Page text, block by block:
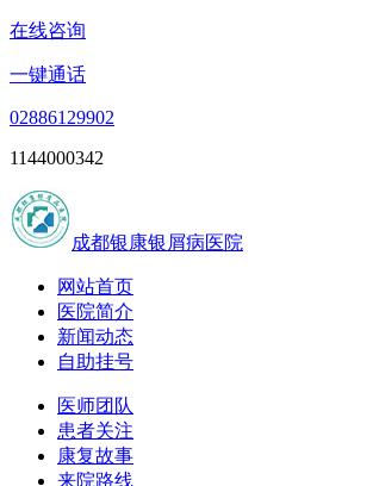
在线咨询
一键通话
02886129902
1144000342
成都银康银屑病医院
网站首页
医院简介
新闻动态
自助挂号
医师团队
患者关注
康复故事
来院路线